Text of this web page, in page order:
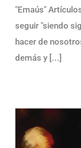
"Emaús"
seguir "siendo
hacer de
demás y [...]